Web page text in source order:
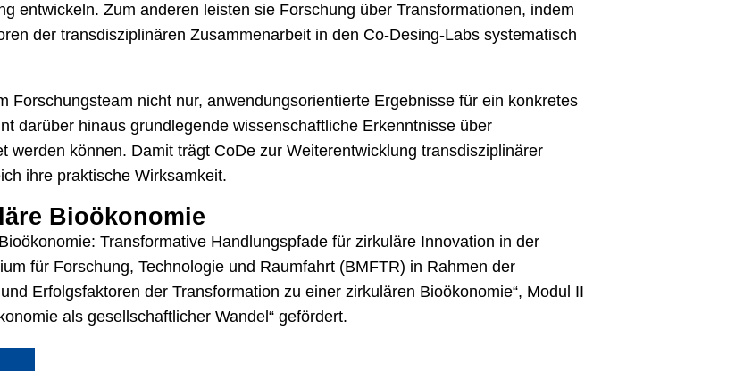
entwickeln. Zum anderen leisten sie Forschung über Transformationen, indem
der transdisziplinären Zusammenarbeit in den Co-Desing-Labs systematisch
Forschungsteam nicht nur, anwendungsorientierte Ergebnisse für ein konkretes
darüber hinaus grundlegende wissenschaftliche Erkenntnisse über
werden können. Damit trägt CoDe zur Weiterentwicklung transdisziplinärer
ihre praktische Wirksamkeit.
Bioökonomie
Transformative Handlungspfade für zirkuläre Innovation in der
für Forschung, Technologie und Raumfahrt (BMFTR) in Rahmen der
Erfolgsfaktoren der Transformation zu einer zirkulären Bioökonomie“, Modul II
als gesellschaftlicher Wandel“ gefördert.